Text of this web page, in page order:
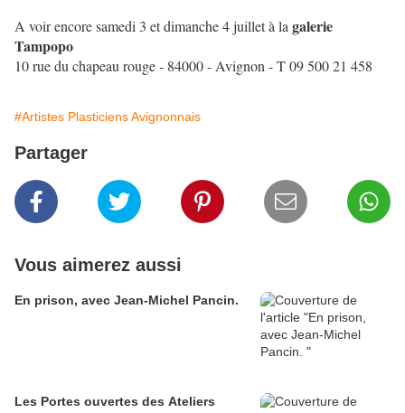
A voir encore samedi 3 et dimanche 4 juillet à la galerie
Tampopo
10 rue du chapeau rouge - 84000 - Avignon - T 09 500 21 458
#Artistes Plasticiens Avignonnais
Partager
Vous aimerez aussi
En prison, avec Jean-Michel Pancin.
Les Portes ouvertes des Ateliers